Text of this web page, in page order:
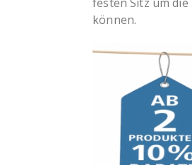
können.